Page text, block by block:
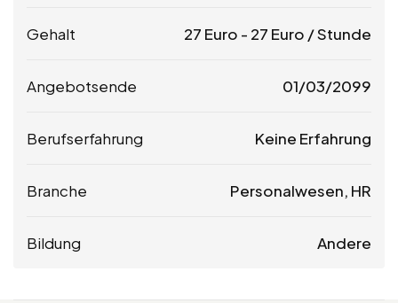
Gehalt 27 Euro - 27 Euro / Stunde
Angebotsende 01/03/2099
Berufserfahrung Keine Erfahrung
Branche Personalwesen, HR
Bildung Andere